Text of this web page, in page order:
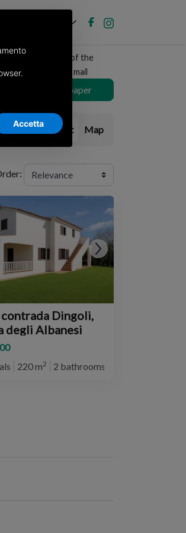
Receive a copy of the
newspaper by mail
Choose newspaper
List Map
Dingoli,
degli Albanesi
220 m2 2 bathrooms
Accetta